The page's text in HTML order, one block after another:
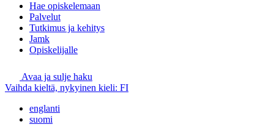
Hae opiskelemaan
Palvelut
Tutkimus ja kehitys
Jamk
Opiskelijalle
Avaa ja sulje haku
Vaihda kieltä, nykyinen kieli: FI
englanti
suomi